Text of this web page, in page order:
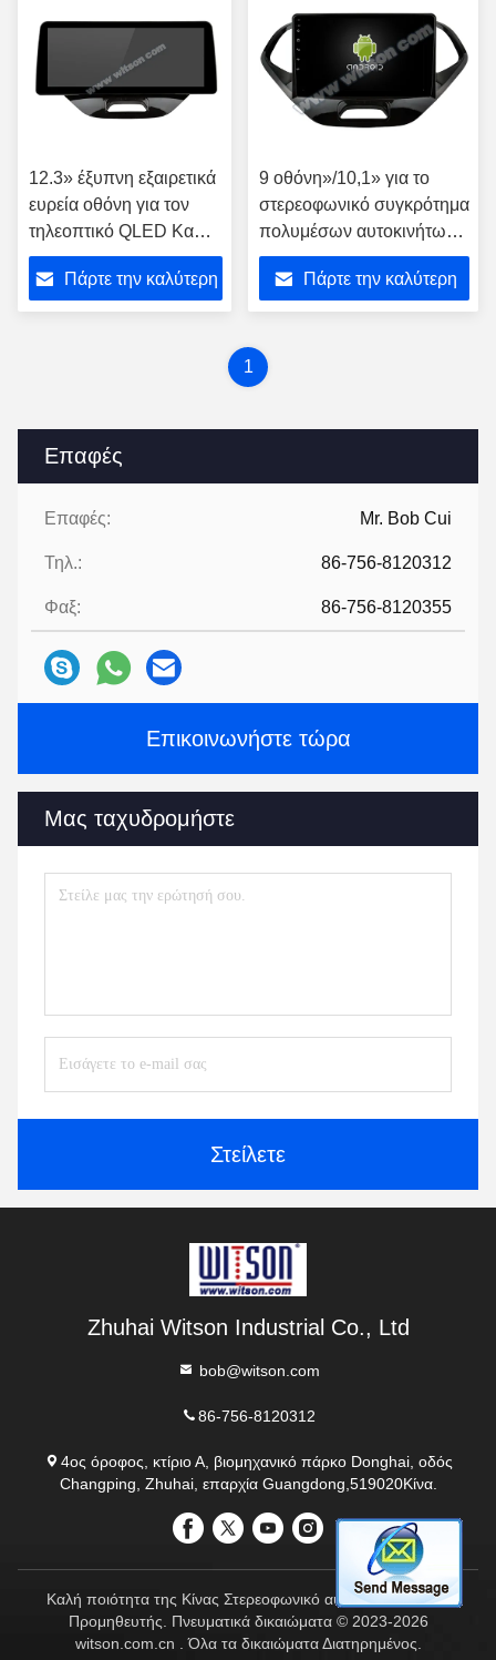
Επαφές
Επαφές: Mr. Bob Cui
Τηλ.: 86-756-8120312
Φαξ: 86-756-8120355
Επικοινωνήστε τώρα
Μας ταχυδρομήστε
Στείλετε
12.3» έξυπνη εξαιρετικά
ευρεία οθόνη για τον
τηλεοπτικό QLED Κα
2015-2020 της Ford
Figo στερεοφωνικό
φορέα πολυμέσων
Πάρτε την καλύτερη
9 οθόνη»/10,1» για το
στερεοφωνικό συγκρότημα
πολυμέσων αυτοκινήτων
Κα 2015-2020 της Ford
Figo
Πάρτε την καλύτερη
1
Zhuhai Witson Industrial Co., Ltd
bob@witson.com
86-756-8120312
4ος όροφος, κτίριο Α, βιομηχανικό πάρκο Donghai, οδός
Changping, Zhuhai, επαρχία Guangdong,519020Κίνα.
Καλή ποιότητα της Κίνας Στερεοφωνικό αυτοκινήτου AUDI
Προμηθευτής. Πνευματικά δικαιώματα © 2023-2026
witson.com.cn . Όλα τα δικαιώματα Διατηρημένος.